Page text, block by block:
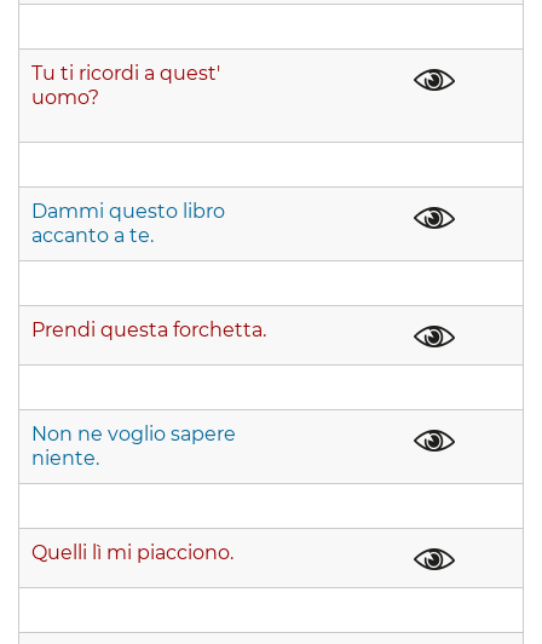
Tu ti ricordi a quest'
uomo?
Dammi questo libro
accanto a te.
Prendi questa forchetta.
Non ne voglio sapere
niente.
Quelli lì mi piacciono.